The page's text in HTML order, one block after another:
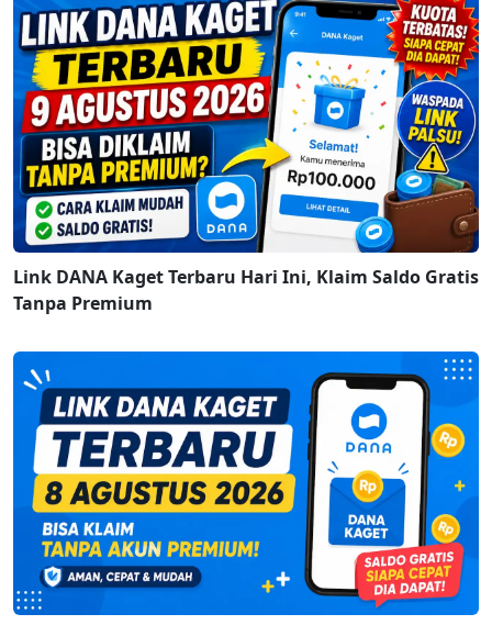
Link DANA Kaget Terbaru Hari Ini, Klaim Saldo Gratis
Tanpa Premium